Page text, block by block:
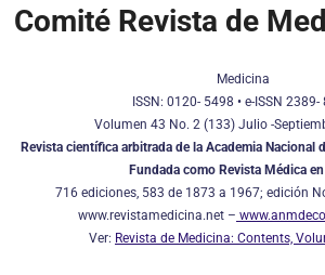
Comité Revista de
Medicina
ISSN: 0120- 5498 • e-ISSN 2389-
Volumen 43 No. 2 (133) Julio -
Revista científica arbitrada de la Academia Nacional
Fundada como Revista Médica
716 ediciones, 583 de 1873 a 1967; edición
www.revistamedicina.net –
Ver: Revista de Medicina: Contents,